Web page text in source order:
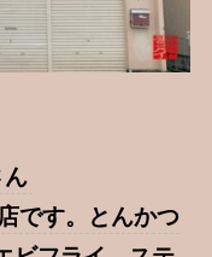
ん
です。とんかつ